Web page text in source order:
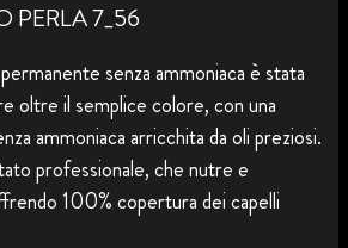
PERLA 7_56
senza ammoniaca è stata
oltre il semplice colore, con una
ammoniaca arricchita da oli preziosi.
professionale, che nutre e
100% copertura dei capelli